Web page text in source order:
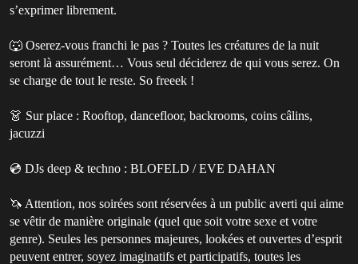
s’exprimer librement.
🐺 Oserez-vous franchi le pas ? Toutes les créatures de la nuit
seront là assurément… Vous seul déciderez de qui vous serez. On
se charge de tout le reste. So freeek !
👗 Sur place : Rooftop, dancefloor, backrooms, coins câlins,
jacuzzi
💿 DJs deep & techno : BLOFELD / EVE DAHAN
🦄 Attention, nos soirées sont réservées à un public averti qui aime
se vêtir de manière originale (quel que soit votre sexe et votre
genre). Seules les personnes majeures, lookées et ouvertes d’esprit
peuvent entrer, soyez imaginatifs et participatifs, toutes les